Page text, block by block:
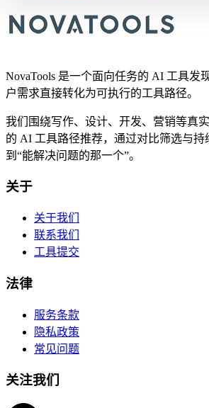
NovaTools 是一个面向任务的 AI 工具发
户需求直接转化为可执行的工具路径。
我们围绕写作、设计、开发、营销等真
的 AI 工具路径推荐，通过对比筛选与
到“能解决问题的那一个”。
关于
关于我们
联系我们
工具提交
法律
服务条款
隐私政策
常见问题
关注我们